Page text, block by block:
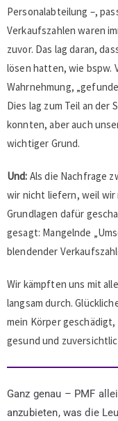
Personalabteilung –,
Verkaufszahlen waren
zuvor. Das lag daran,
lösen hatten, wie bspw.
Wahrnehmung,
Dies lag zum Teil an
konnten, aber auch
wichtiger Grund.
Und: Als die Nachfrage
wir nicht liefern, weil
Grundlagen dafür
gesagt: Mangelnde
blendender
Wir kämpften uns mit
langsam durch.
mein Körper
gesund und
Ganz genau – PMF
anzubieten, was die